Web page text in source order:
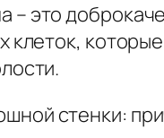
это
клеток,